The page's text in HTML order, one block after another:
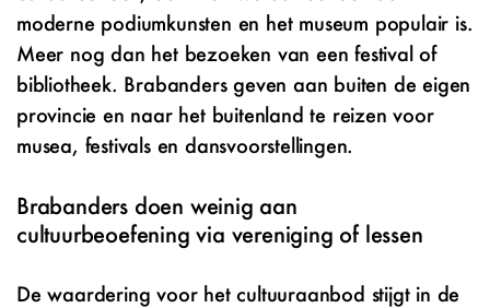
moderne podiumkunsten en het museum populair is.
Meer nog dan het bezoeken van een festival of
bibliotheek. Brabanders geven aan buiten de eigen
provincie en naar het buitenland te reizen voor
musea, festivals en dansvoorstellingen.
Brabanders doen weinig aan
cultuurbeoefening via vereniging of lessen
De waardering voor het cultuuraanbod stijgt in de